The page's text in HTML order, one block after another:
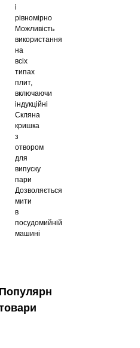
і
рівномірно
Можливість
використання
на
всіх
типах
плит,
включаючи
індукційні
Скляна
кришка
з
отвором
для
випуску
пари
Дозволяється
мити
в
посудомийній
машині